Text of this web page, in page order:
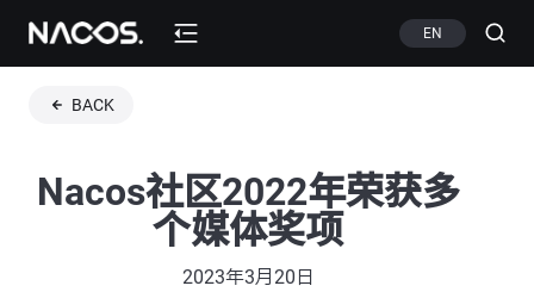
EN
BACK
Nacos社区2022年荣获多
个媒体奖项
2023年3月20日